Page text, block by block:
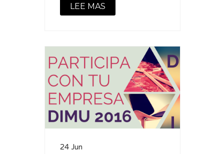
LEE MAS
24 Jun